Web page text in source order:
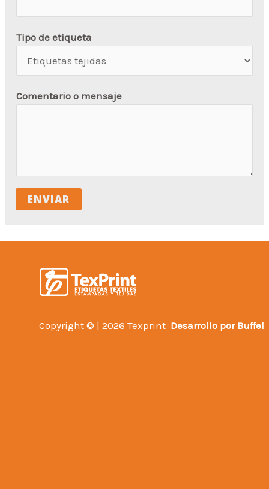
Tipo de etiqueta
Comentario o mensaje
ENVIAR
Copyright © | 2026 Texprint Desarrollo por Buffel